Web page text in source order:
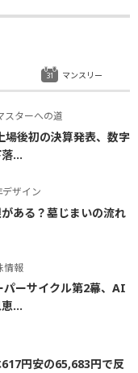
スターへの道
場後初の決算発表、数字
...
ザイン
がある？墓じまいの流れ
情報
パーサイクル第2幕、AI
...
617円安の65,683円で反
マンスリー